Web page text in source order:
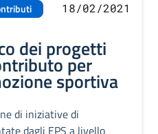
18/02/2021
dei progetti
per
sportiva
di iniziative di